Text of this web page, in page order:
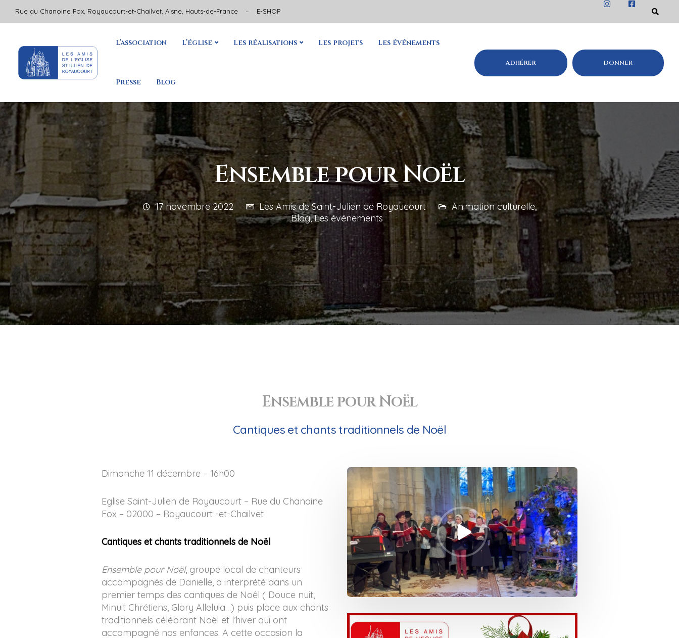
Rue du Chanoine Fox, Royaucourt-et-Chailvet, Aisne, Hauts-de-France – E-SHOP
L’association L’église Les réalisations Les projets Les événements
Presse Blog
ADHÉRER DONNER
Ensemble pour Noël
17 novembre 2022 Les Amis de Saint-Julien de Royaucourt Animation culturelle,
Blog,Les événements
Ensemble pour Noël
Cantiques et chants traditionnels de Noël
Dimanche 11 décembre – 16h00
Eglise Saint-Julien de Royaucourt – Rue du Chanoine
Fox – 02000 – Royaucourt -et-Chailvet
Cantiques et chants traditionnels de Noël
Ensemble pour Noël, groupe local de chanteurs
accompagnés de Danielle, a interprété dans un
premier temps des cantiques de Noêl ( Douce nuit,
Minuit Chrétiens, Glory Alleluia…) puis place aux chants
traditionnels célébrant Noël et l’hiver qui ont
accompagné nos enfances. A cette occasion la